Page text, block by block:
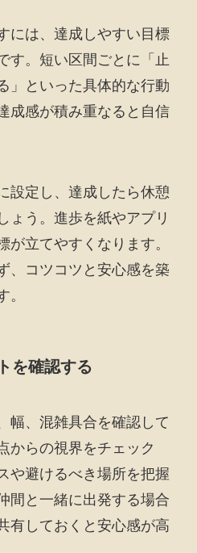
には、達成しやすい目標
す。短い区間ごとに「止
」といった具体的な行動
成感が積み重なると自信
設定し、達成したら休憩
ょう。進歩を紙やアプリ
が立てやすくなります。
、コツコツと安心感を築
。
を確認する
幅、混雑具合を確認して
からの視界をチェック
や避けるべき場所を把握
間と一緒に出発する場合
有しておくと安心感が高